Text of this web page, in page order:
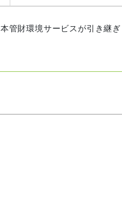
管財環境サービスが引き継ぎ